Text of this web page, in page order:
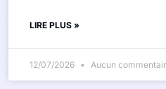
LIRE PLUS »
12/07/2026 Aucun